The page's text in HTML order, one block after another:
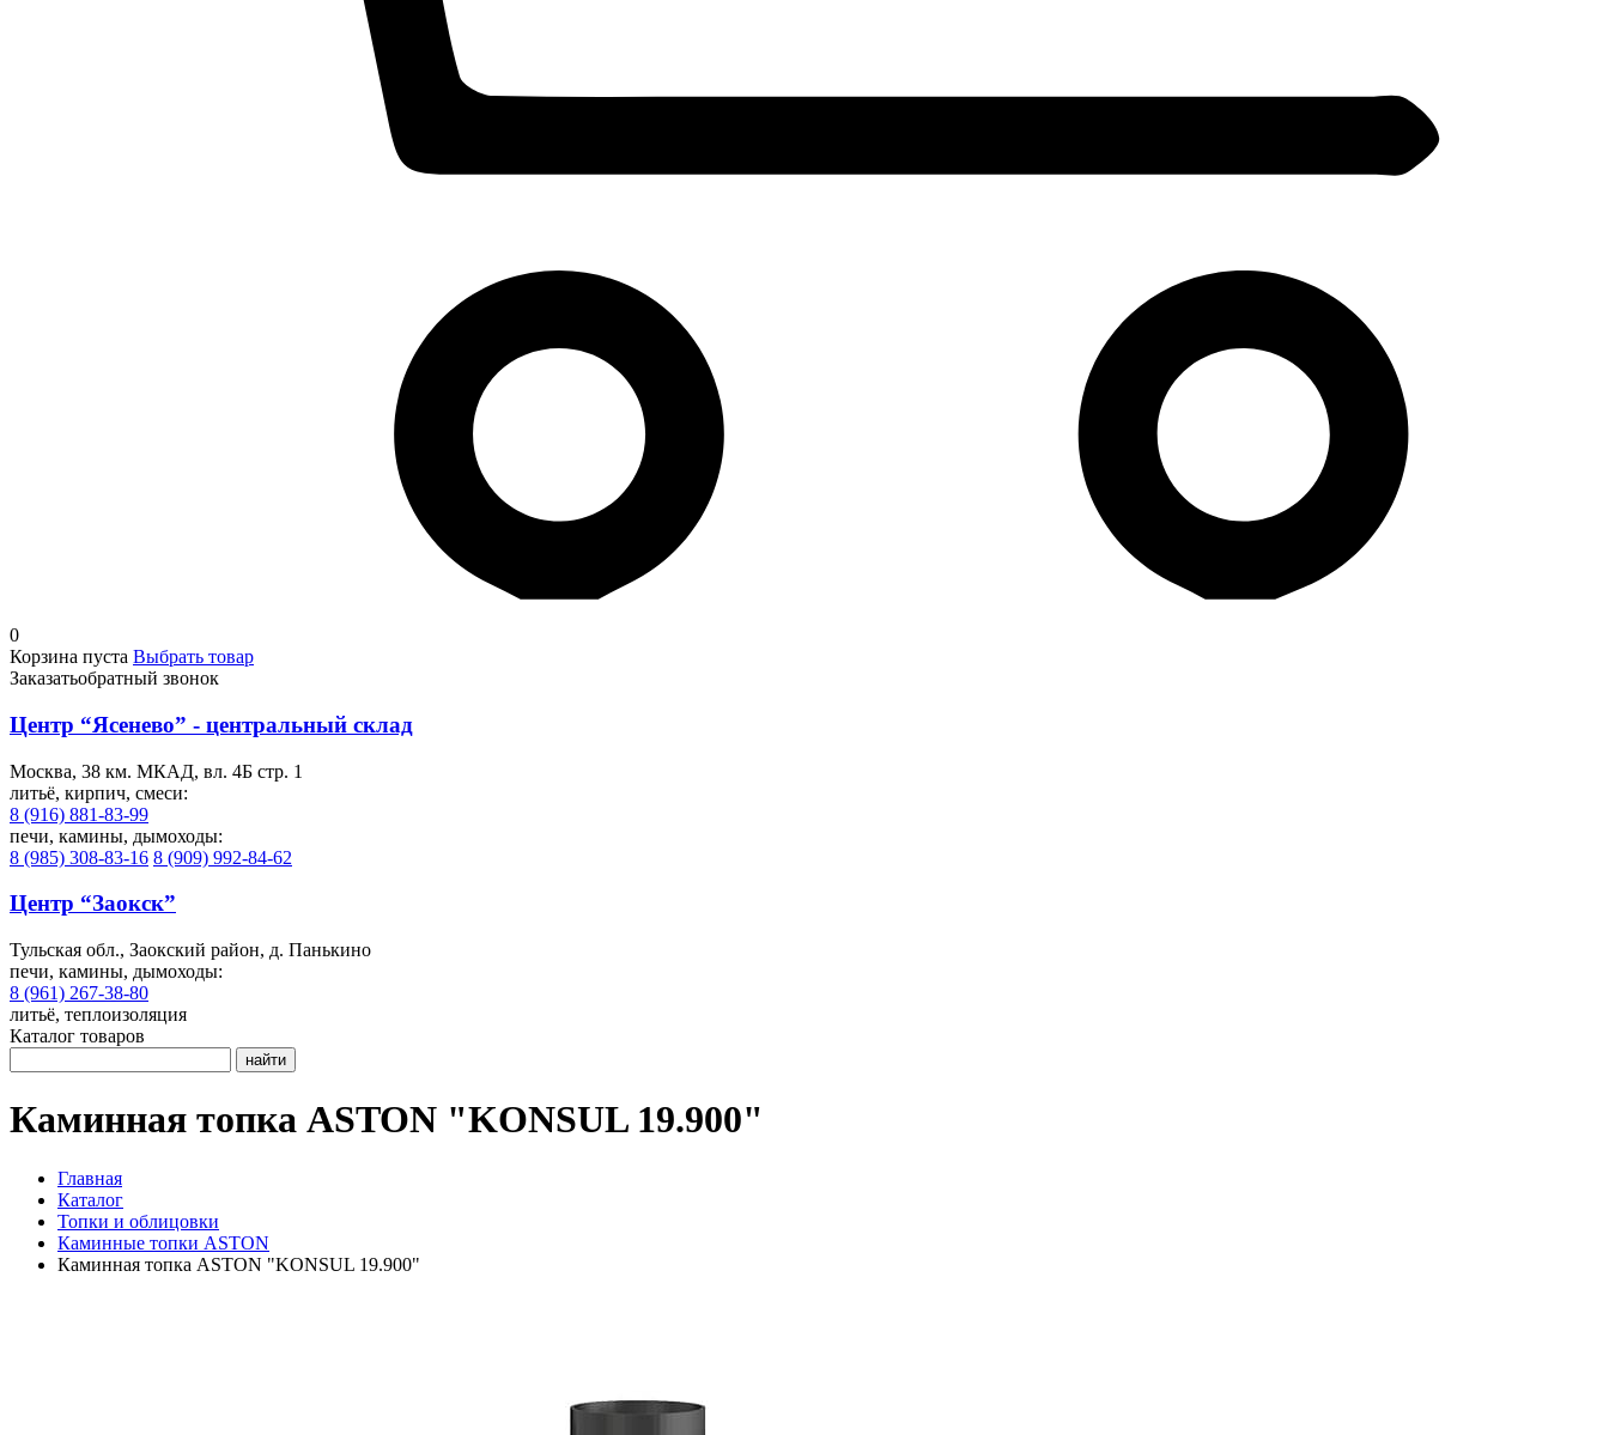
0
Корзина пуста Выбрать товар
Заказатьобратный звонок
Центр “Ясенево” - центральный склад
Москва, 38 км. МКАД, вл. 4Б стр. 1
литьё, кирпич, смеси:
8 (916) 881-83-99
печи, камины, дымоходы:
8 (985) 308-83-16 8 (909) 992-84-62
Центр “Заокск”
Тульская обл., Заокский район, д. Панькино
печи, камины, дымоходы:
8 (961) 267-38-80
литьё, теплоизоляция
Каталог товаров
найти
Каминная топка ASTON "KONSUL 19.900"
Главная
Каталог
Топки и облицовки
Каминные топки ASTON
Каминная топка ASTON "KONSUL 19.900"